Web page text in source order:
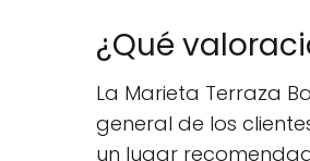
¿Qué
La Marieta Terraza
general de los
un lugar